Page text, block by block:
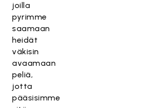
joilla
pyrimme
saamaan
heidät
väkisin
avaamaan
peliä,
jotta
pääsisimme